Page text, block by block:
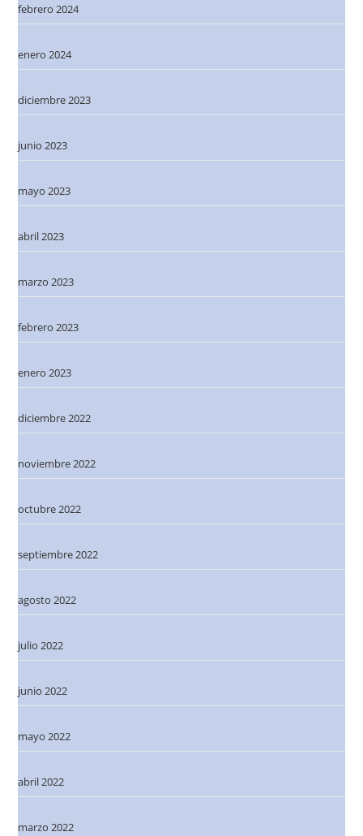
febrero 2024
enero 2024
diciembre 2023
junio 2023
mayo 2023
abril 2023
marzo 2023
febrero 2023
enero 2023
diciembre 2022
noviembre 2022
octubre 2022
septiembre 2022
agosto 2022
julio 2022
junio 2022
mayo 2022
abril 2022
marzo 2022